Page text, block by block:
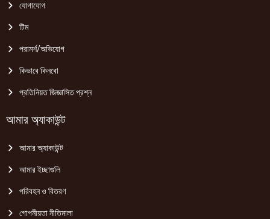
যোগাযোগ
টিম
পরামর্শ/অভিযোগ
কিভাবে কিনবো
প্রতিনিয়ত জিজ্ঞাসিত প্রশ্ন
আমার অ্যাকাউন্ট
আমার অ্যাকাউন্ট
আমার ইচ্ছাগুলি
পরিবহন ও বিতরণ
গোপনীয়তা নীতিমালা